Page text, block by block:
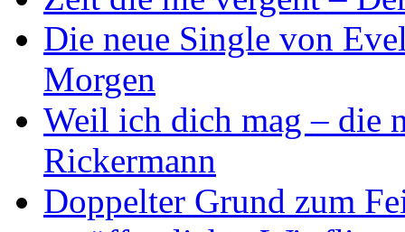
Die neue Single von
Morgen
Weil ich dich mag – die
Rickermann
Doppelter Grund zum